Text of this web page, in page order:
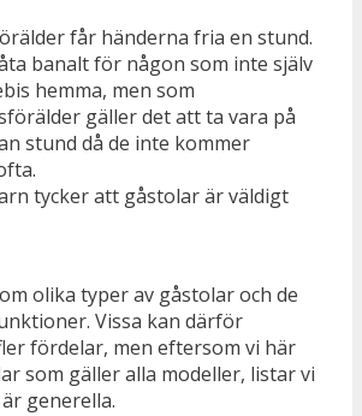
får händerna fria en stund.
banalt för någon som inte själv
hemma, men som
gäller det att ta vara på
stund då de inte kommer
tycker att gåstolar är väldigt
olika typer av gåstolar och de
Vissa kan därför
fördelar, men eftersom vi här
som gäller alla modeller, listar vi
generella.